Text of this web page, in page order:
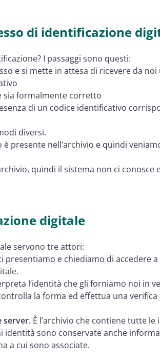
di identificazione
I passaggi sono questi:
e si mette in attesa di ricevere da noi
sia formalmente corretto
di un codice identificativo
diversi.
presente nell’archivio e quindi
quindi il sistema non ci conosce
digitale
servono tre attori:
presentiamo e chiediamo di accedere
l’identità che gli forniamo noi in
la forma ed effettua una
server. È l’archivio che contiene tutte le
identità sono conservate anche
a cui sono associate.